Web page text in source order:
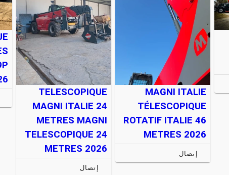
MAGNI ITALIE
TÉLESCOPIQUE
ROTATIF ITALIE 46
METRES 2026
إتصال
TELESCOPIQUE
MAGNI ITALIE 24
METRES MAGNI
TELESCOPIQUE 24
METRES 2026
إتصال